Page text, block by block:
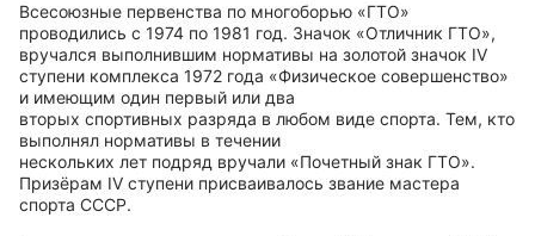
Всесоюзные первенства по многоборью «ГТО»
проводились с 1974 по 1981 год. Значок «Отличник ГТО»,
вручался выполнившим нормативы на золотой значок IV
ступени комплекса 1972 года «Физическое совершенство»
и имеющим один первый или два
вторых спортивных разряда в любом виде спорта. Тем, кто
выполнял нормативы в течении
нескольких лет подряд вручали «Почетный знак ГТО».
Призёрам IV ступени присваивалось звание мастера
спорта СССР.